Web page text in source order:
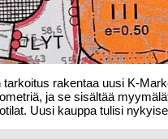
tarkoitus rakentaa uusi K-
ja se sisältää
Uusi kauppa tulisi